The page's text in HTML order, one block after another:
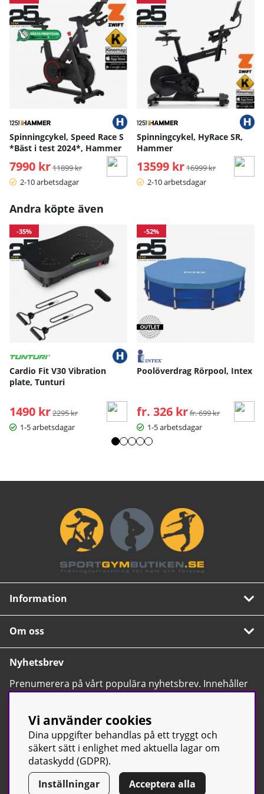
Spinningcykel, Speed Race S
*Bäst i test 2024*, Hammer
7990 kr Ordinarie pris:
11899 kr
2-10 arbetsdagar
Spinningcykel, HyRace SR,
Hammer
13599 kr Ordinarie pris:
16999 kr
2-10 arbetsdagar
Andra köpte även
-35%
Cardio Fit V30 Vibration
plate, Tunturi
1490 kr Ordinarie pris:
2295 kr
1-5 arbetsdagar
-52%
Poolöverdrag Rörpool, Intex
fr. 326 kr Ordinarie pris:
fr. 699 kr
1-5 arbetsdagar
Information
Om oss
Nyhetsbrev
Prenumerera på vårt populära nyhetsbrev. Innehåller
tips, nyheter och våra allra bästa erbjudanden.
© Sport & Gym Butiken JTC AB | Kontakta oss| All rights reserved
Vi använder cookies
Dina uppgifter behandlas på ett tryggt och
säkert sätt i enlighet med aktuella lagar om
dataskydd (GDPR).
Inställningar
Acceptera alla